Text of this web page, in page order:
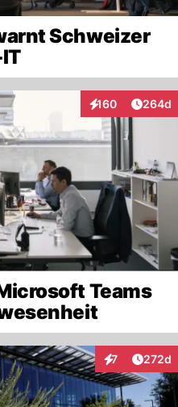
Schweizer
160
Interaktionen264d
Teams
7
Interaktionen
272d